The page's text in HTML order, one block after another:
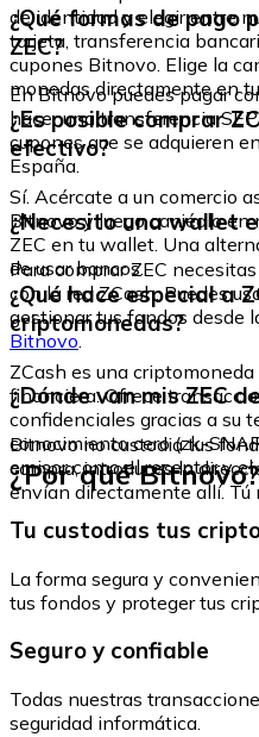
de identidad y elegir entre
tarjeta, transferencia
cupones Bitnovo. Elige la
monedas directamente en
¿Qué formas de pago
ZEC?
En Bitnovo puedes pagar
hacer una transferencia
cupones que se adquieren
España.
¿Es posible comprar
efectivo?
Sí. Acércate a un comercio
Bitnovo y luego canjéalo
ZEC en tu wallet. Una
de usar bancos.
¿Necesito una wallet
Para comprar ZEC
con la red ZCash. Puedes
gestionar tus fondos desde
Bitnovo.
¿Qué hace especial a
criptomonedas?
ZCash es una
financiera. Ofrece
confidenciales gracias a su
conocimiento cero (zk-
emisor como el receptor y el
¿Dónde van mis ZEC
Bitnovo no custodia tus
compra, introduces la
envían directamente allí.
¿Por qué Bitnovo?
Tu custodias tus
La forma segura y
tus fondos y proteger tus
Seguro y confiable
Todas nuestras
seguridad informática.